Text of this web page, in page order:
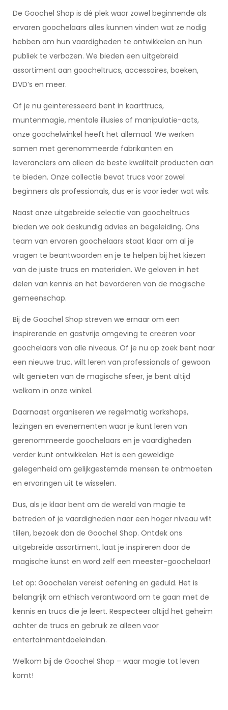
De Goochel Shop is dé plek waar zowel beginnende als
ervaren goochelaars alles kunnen vinden wat ze nodig
hebben om hun vaardigheden te ontwikkelen en hun
publiek te verbazen. We bieden een uitgebreid
assortiment aan goocheltrucs, accessoires, boeken,
DVD’s en meer.
Of je nu geïnteresseerd bent in kaarttrucs,
muntenmagie, mentale illusies of manipulatie-acts,
onze goochelwinkel heeft het allemaal. We werken
samen met gerenommeerde fabrikanten en
leveranciers om alleen de beste kwaliteit producten aan
te bieden. Onze collectie bevat trucs voor zowel
beginners als professionals, dus er is voor ieder wat wils.
Naast onze uitgebreide selectie van goocheltrucs
bieden we ook deskundig advies en begeleiding. Ons
team van ervaren goochelaars staat klaar om al je
vragen te beantwoorden en je te helpen bij het kiezen
van de juiste trucs en materialen. We geloven in het
delen van kennis en het bevorderen van de magische
gemeenschap.
Bij de Goochel Shop streven we ernaar om een
inspirerende en gastvrije omgeving te creëren voor
goochelaars van alle niveaus. Of je nu op zoek bent naar
een nieuwe truc, wilt leren van professionals of gewoon
wilt genieten van de magische sfeer, je bent altijd
welkom in onze winkel.
Daarnaast organiseren we regelmatig workshops,
lezingen en evenementen waar je kunt leren van
gerenommeerde goochelaars en je vaardigheden
verder kunt ontwikkelen. Het is een geweldige
gelegenheid om gelijkgestemde mensen te ontmoeten
en ervaringen uit te wisselen.
Dus, als je klaar bent om de wereld van magie te
betreden of je vaardigheden naar een hoger niveau wilt
tillen, bezoek dan de Goochel Shop. Ontdek ons
uitgebreide assortiment, laat je inspireren door de
magische kunst en word zelf een meester-goochelaar!
Let op: Goochelen vereist oefening en geduld. Het is
belangrijk om ethisch verantwoord om te gaan met de
kennis en trucs die je leert. Respecteer altijd het geheim
achter de trucs en gebruik ze alleen voor
entertainmentdoeleinden.
Welkom bij de Goochel Shop – waar magie tot leven
komt!